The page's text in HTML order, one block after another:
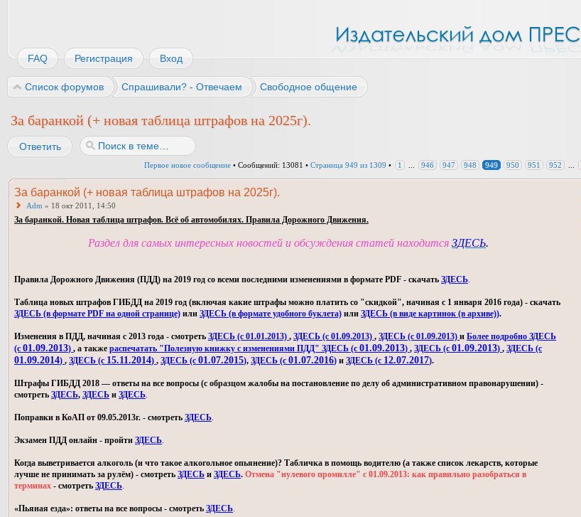
FAQ Регистрация Вход
Список форумов Спрашивали? - Отвечаем Свободное общение
За баранкой (+ новая таблица штрафов на 2025г).
Ответить
Первое новое сообщение • Сообщений: 13081 • Страница 949 из 1309 • 1 946 947 948 949 950 951 952
За баранкой (+ новая таблица штрафов на 2025г).
Adm » 18 окт 2011, 14:50
За баранкой. Новая таблица штрафов. Всё об автомобилях. Правила Дорожного Движения.
Раздел для самых интересных новостей и обсуждения статей находится ЗДЕСЬ.
Правила Дорожного Движения (ПДД) на 2019 год со всеми последними изменениями в формате PDF - скачать ЗДЕСЬ.
Таблица новых штрафов ГИБДД на 2019 год (включая какие штрафы можно платить со "скидкой", начиная с 1 января 2016 года) - скачать
ЗДЕСЬ (в формате PDF на одной странице) или ЗДЕСЬ (в формате удобного буклета) или ЗДЕСЬ (в виде картинок (в архиве)).
Изменения в ПДД, начиная с 2013 года - смотреть ЗДЕСЬ (с 01.01.2013) , ЗДЕСЬ (с 01.09.2013) , ЗДЕСЬ (с 01.09.2013) и Более подробно ЗДЕСЬ
(с 01.09.2013) , а также распечатать "Полезную книжку с изменениями ПДД" ЗДЕСЬ (с 01.09.2013) , ЗДЕСЬ (с 01.09.2013) , ЗДЕСЬ (с
01.09.2014) , ЗДЕСЬ (с 15.11.2014) , ЗДЕСЬ (с 01.07.2015), ЗДЕСЬ (с 01.07.2016) и ЗДЕСЬ (с 12.07.2017).
Штрафы ГИБДД 2018 — ответы на все вопросы (с образцом жалобы на постановление по делу об административном правонарушении) -
смотреть ЗДЕСЬ, ЗДЕСЬ и ЗДЕСЬ.
Поправки в КоАП от 09.05.2013г. - смотреть ЗДЕСЬ.
Экзамен ПДД онлайн - пройти ЗДЕСЬ.
Когда выветривается алкоголь (и что такое алкогольное опьянение)? Табличка в помощь водителю (а также список лекарств, которые
лучше не принимать за рулём) - смотреть ЗДЕСЬ и ЗДЕСЬ. Отмена "нулевого промилле" с 01.09.2013: как правильно разобраться в
терминах - смотреть ЗДЕСЬ.
«Пьяная езда»: ответы на все вопросы - смотреть ЗДЕСЬ.